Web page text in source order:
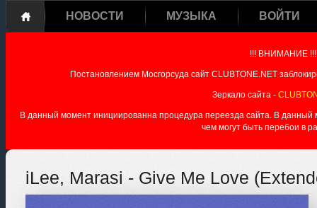
НОВОСТИ МУЗЫКА ВОЙТИ
!!! ВНИМАНИЕ !!!
Постановлением Мосгорсуда сайт CLUBTONE.NET
Зеркало сайта -
В данный момент инициированна процедура переезда сайта. В данный
чем могут быть перебои в
iLee, Marasi - Give Me Love